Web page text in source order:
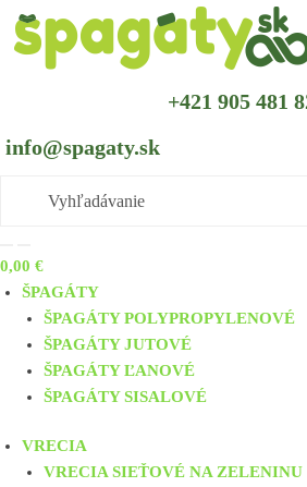
Skip to navigation
Skip to content
+421 905 481
info@spagaty.sk
0,00 €
ŠPAGÁTY
ŠPAGÁTY POLYPROPYLENOVÉ
ŠPAGÁTY JUTOVÉ
ŠPAGÁTY ĽANOVÉ
ŠPAGÁTY SISALOVÉ
VRECIA
VRECIA SIEŤOVÉ NA ZELENINU